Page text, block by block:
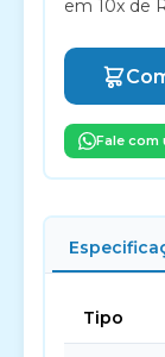
em 10x de
Fale com
Tipo